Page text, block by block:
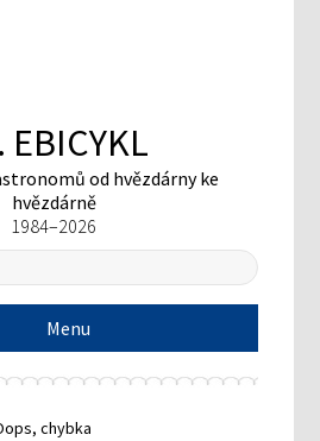
EBICYKL
od hvězdárny ke
hvězdárně
1984–2026
Menu
chybka